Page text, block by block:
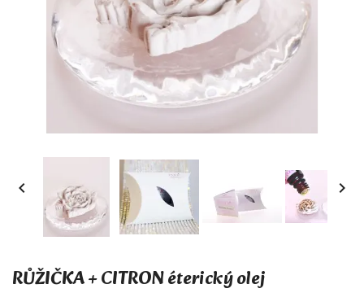
 
RŮŽIČKA + CITRON éterický olej